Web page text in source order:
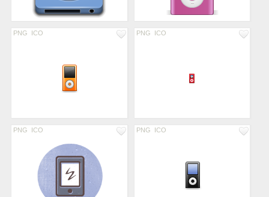
PNG ICO PNG ICO
PNG ICO PNG ICO